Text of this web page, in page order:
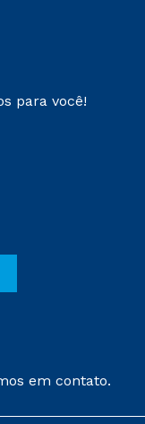
para você!
em contato.